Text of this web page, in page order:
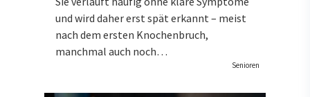
und wird daher erst spät erkannt – meist
nach dem ersten Knochenbruch,
manchmal auch noch…
Senioren